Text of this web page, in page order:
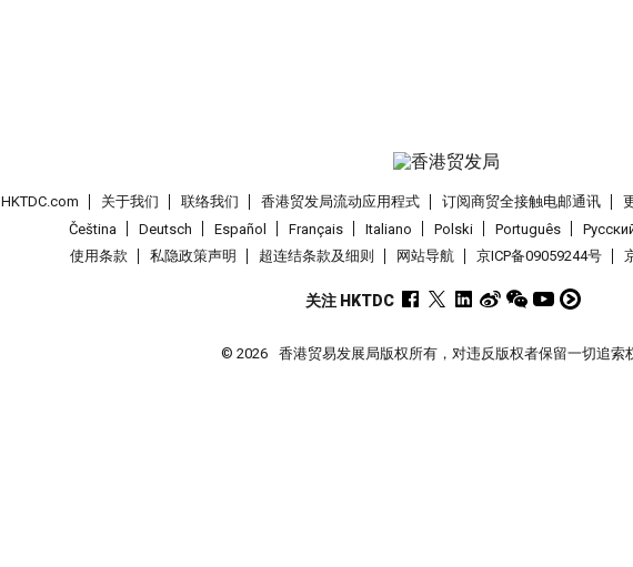
HKTDC.com 关于我们 联络我们 香港贸发局流动应用程式 订阅商贸全接触电邮通讯
Čeština
Deutsch Español Français Italiano Polski Português
使用条款
私隐政策声明 超连结条款及细则 网站导航 京ICP备09059244号
关注 HKTDC
© 2026 香港贸易发展局版权所有，对违反版权者保留一切追索